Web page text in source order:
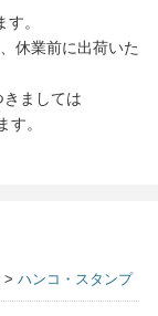
。
休業前に出荷いた
ましては
。
> ハンコ・スタンプ